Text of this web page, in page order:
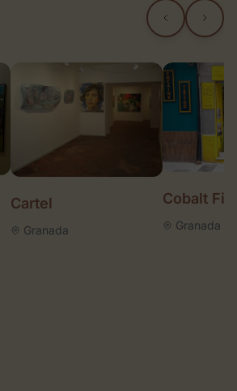
Cartel
Granada
Cobalt
Granada